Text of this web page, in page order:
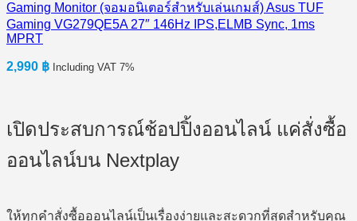
Gaming Monitor (จอมอนิเตอร์สำหรับเล่นเกมส์) Asus TUF
Gaming VG279QE5A 27″ 146Hz IPS,ELMB Sync, 1ms
MPRT
2,990 ฿ Including VAT 7%
เปิดประสบการณ์ช้อปปิ้งออนไลน์ แค่สั่งซื้อ
ออนไลน์บน Nextplay
ให้ทุกคำสั่งซื้อออนไลน์เป็นเรื่องง่ายและสะดวกที่สุดสำหรับคุณ